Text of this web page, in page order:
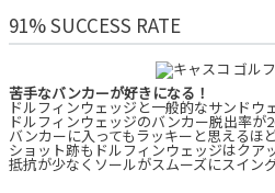
91% SUCCESS RATE
苦手なバンカーが好きになる！
ドルフィンウェッジと一般的なサンドウ
ドルフィンウェッジのバンカー脱出率が
バンカーに入ってもラッキーと思えるほ
ショット跡もドルフィンウェッジはクア
抵抗が少なくソールがスムーズにスイン